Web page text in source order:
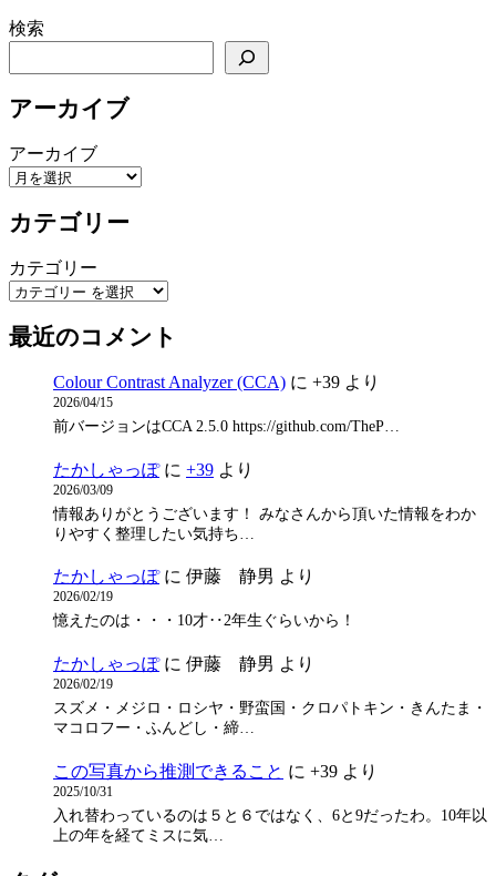
検索
アーカイブ
アーカイブ
カテゴリー
カテゴリー
最近のコメント
Colour Contrast Analyzer (CCA) に +39 より
2026/04/15
前バージョンはCCA 2.5.0 https://github.com/TheP…
たかしゃっぽに +39 より
2026/03/09
情報ありがとうございます！ みなさんから頂いた情報をわか
りやすく整理したい気持ち…
たかしゃっぽに 伊藤 静男 より
2026/02/19
憶えたのは・・・10才‥2年生ぐらいから！
たかしゃっぽに 伊藤 静男 より
2026/02/19
スズメ・メジロ・ロシヤ・野蛮国・クロパトキン・きんたま・
マコロフー・ふんどし・締…
この写真から推測できること に +39 より
2025/10/31
入れ替わっているのは５と６ではなく、6と9だったわ。10年以
上の年を経てミスに気…